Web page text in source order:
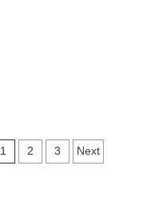
Navigare
1 2 3 Next